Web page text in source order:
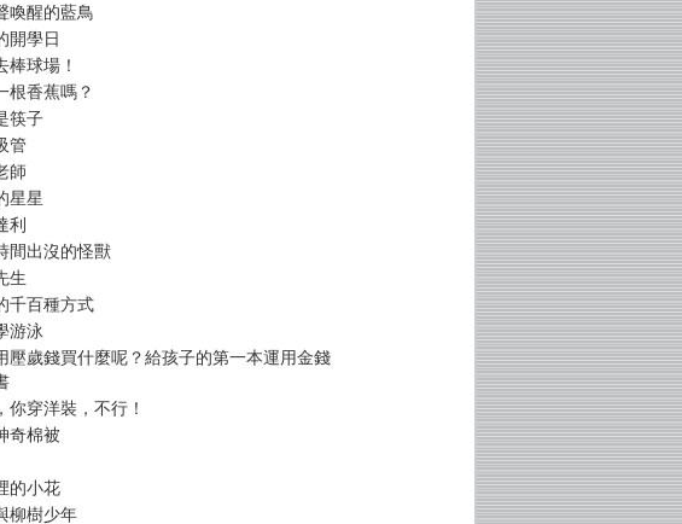
喚醒的藍鳥
開學日
棒球場！
根香蕉嗎？
筷子
管
師
星星
利
間出沒的怪獸
生
千百種方式
游泳
壓歲錢買什麼呢？給孩子的第一本運用金錢
你穿洋裝，不行！
奇棉被
的小花
柳樹少年